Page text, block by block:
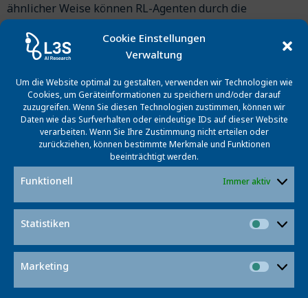
Cookie Einstellungen
Verwaltung
Um die Website optimal zu gestalten, verwenden wir Technologien wie
Cookies, um Geräteinformationen zu speichern und/oder darauf
zuzugreifen. Wenn Sie diesen Technologien zustimmen, können wir
Daten wie das Surfverhalten oder eindeutige IDs auf dieser Website
verarbeiten. Wenn Sie Ihre Zustimmung nicht erteilen oder
zurückziehen, können bestimmte Merkmale und Funktionen
beeinträchtigt werden.
Funktionell Immer aktiv
Statistiken
Marketing
ähnlicher Weise können RL-Agenten durch die
Umgebungen mit wenigen Belohnungssignalen effizient
lernen.
Dieser strukturierte Ansatz beschleunigt nicht nur die
Datenverarbeitung, sondern verbessert auch die
Generalisierungsfähigkeit von RL-Agenten. Die Arbeit
öffnet neue Forschungsfelder, etwa die Identifikation
optimaler Entwurfsmuster oder Kombinationen davon
für unterschiedliche Anwendungen – je nach den
Effizienz, Sicherheit oder Interpretierbarkeit. „Wir
hoffen, dass unser Rahmenwerk als Leitfaden für die
Weiterentwicklung von RL-Methoden dienen wird“, sagt
Mohan. „Die Verwendung von Strukturen könnte der